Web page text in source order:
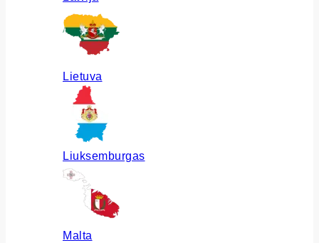
Lietuva
Liuksemburgas
Malta